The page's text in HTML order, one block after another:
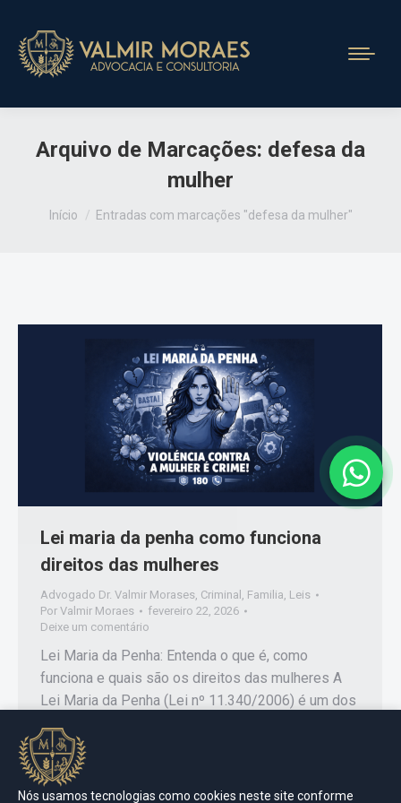
Arquivo de Marcações: defesa da
mulher
Você está aqui:
Início Entradas com marcações "defesa da mulher"
Lei maria da penha como funciona
direitos das mulheres
Advogado Dr. Valmir Morases Criminal Familia Leis
Por Valmir Moraes
fevereiro 22, 2026
Deixe um comentário
Lei Maria da Penha: Entenda o que é, como
funciona e quais são os direitos das mulheres A
Lei Maria da Penha (Lei nº 11.340/2006) é um dos
violência doméstica e familiar contra a mulher no
Brasil. Criada para garantir proteção, dignidade e
segurança, a legislação representa um marco…
Nós usamos tecnologias como cookies neste site conforme